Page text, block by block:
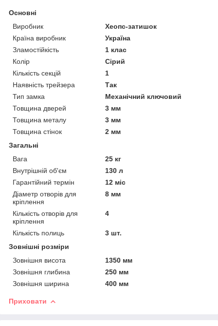
Основні
Виробник
Хеопс-затишок
Країна виробник
Україна
Зламостійкість
1 клас
Колір
Сірий
Кількість секцій
1
Наявність трейзера
Так
Тип замка
Механічний ключовий
Товщина дверей
3 мм
Товщина металу
3 мм
Товщина стінок
2 мм
Загальні
Вага
25 кг
Внутрішній об'єм
130 л
Гарантійний термін
12 міс
Діаметр отворів для
кріплення
8 мм
Кількість отворів для
кріплення
4
Кількість полиць
3 шт.
Зовнішні розміри
Зовнішня висота
1350 мм
Зовнішня глибина
250 мм
Зовнішня ширина
400 мм
Приховати